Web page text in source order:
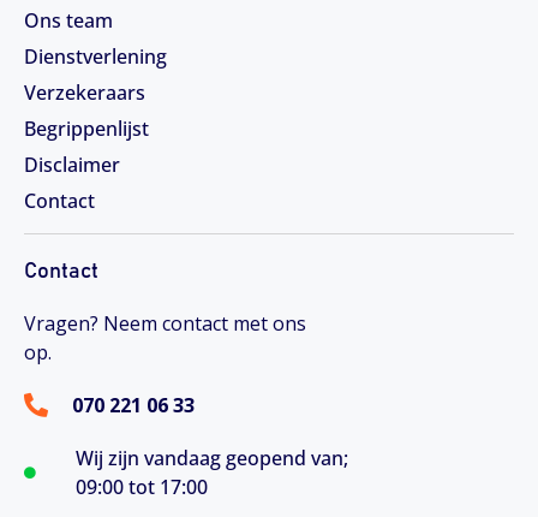
Ons team
Dienstverlening
Verzekeraars
Begrippenlijst
Disclaimer
Contact
Contact
Vragen? Neem contact met ons
op.
070 221 06 33
Wij zijn vandaag geopend van;
09:00 tot 17:00